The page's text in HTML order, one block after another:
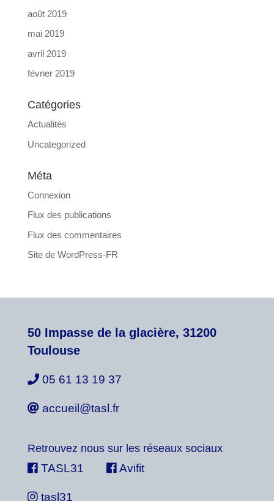
août 2019
mai 2019
avril 2019
février 2019
Catégories
Actualités
Uncategorized
Méta
Connexion
Flux des publications
Flux des commentaires
Site de WordPress-FR
50 Impasse de la glacière, 31200
Toulouse
05 61 13 19 37
accueil@tasl.fr
Retrouvez nous sur les réseaux sociaux
TASL31 Avifit
tasl31